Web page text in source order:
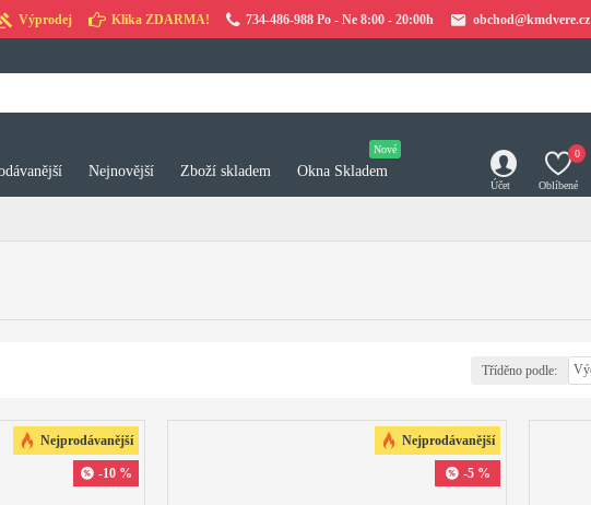
Výprodej Klika ZDARMA! 734-486-988 Po - Ne 8:00 - 20:00h obchod@kmdvere.cz
Nejnovější Zboží skladem Okna Skladem
Nové
Účet Oblíbené
0
Tříděno podle:
Nejprodávanější
-10 %
Nejprodávanější
-5 %